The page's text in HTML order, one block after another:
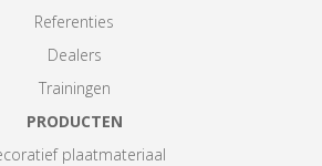
Referenties
Dealers
Trainingen
PRODUCTEN
plaatmateriaal